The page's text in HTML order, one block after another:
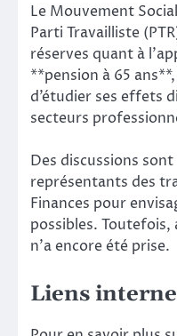
Le Mouvement
Parti Travailliste
réserves quant à
**pension à 65
d’étudier ses effets
secteurs
Des discussions
représentants des
Finances pour
possibles. Toutefois,
n’a encore été prise.
Liens